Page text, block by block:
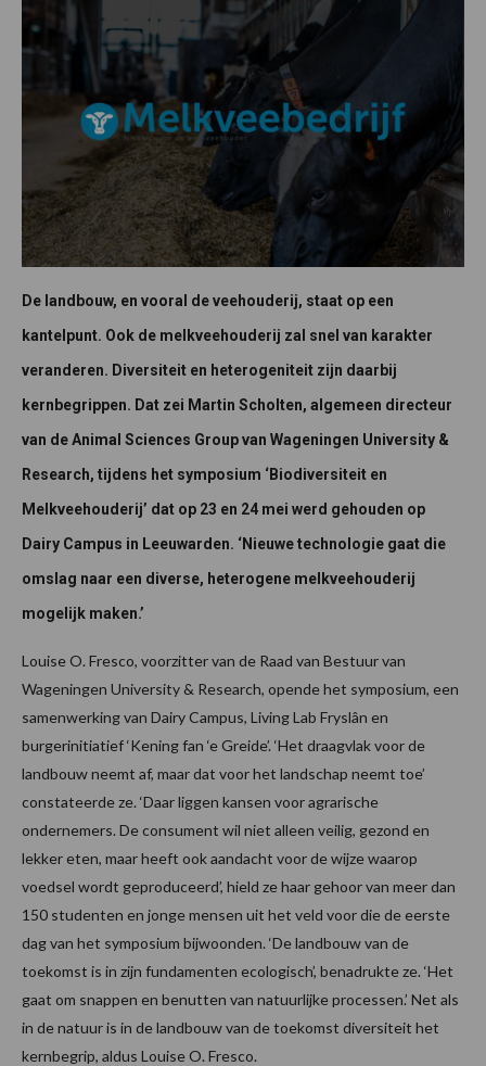
De landbouw, en vooral de veehouderij, staat op een
kantelpunt. Ook de melkveehouderij zal snel van karakter
veranderen. Diversiteit en heterogeniteit zijn daarbij
kernbegrippen. Dat zei Martin Scholten, algemeen directeur
van de Animal Sciences Group van Wageningen University &
Research, tijdens het symposium ‘Biodiversiteit en
Melkveehouderij’ dat op 23 en 24 mei werd gehouden op
Dairy Campus in Leeuwarden. ‘Nieuwe technologie gaat die
omslag naar een diverse, heterogene melkveehouderij
mogelijk maken.’
Louise O. Fresco, voorzitter van de Raad van Bestuur van
Wageningen University & Research, opende het symposium, een
samenwerking van Dairy Campus, Living Lab Fryslân en
burgerinitiatief ‘Kening fan ‘e Greide’. ‘Het draagvlak voor de
landbouw neemt af, maar dat voor het landschap neemt toe’
constateerde ze. ‘Daar liggen kansen voor agrarische
ondernemers. De consument wil niet alleen veilig, gezond en
lekker eten, maar heeft ook aandacht voor de wijze waarop
voedsel wordt geproduceerd’, hield ze haar gehoor van meer dan
150 studenten en jonge mensen uit het veld voor die de eerste
dag van het symposium bijwoonden. ‘De landbouw van de
toekomst is in zijn fundamenten ecologisch’, benadrukte ze. ‘Het
gaat om snappen en benutten van natuurlijke processen.’ Net als
in de natuur is in de landbouw van de toekomst diversiteit het
kernbegrip, aldus Louise O. Fresco.